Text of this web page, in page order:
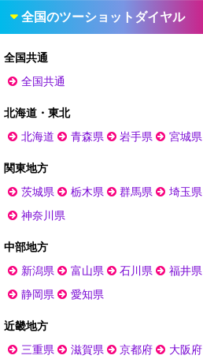
全国のツーショットダイヤル
全国共通
全国共通
北海道・東北
北海道
青森県 岩手県 宮城県
関東地方
茨城県
栃木県 群馬県 埼玉県
神奈川県
中部地方
新潟県
富山県 石川県 福井県
静岡県
愛知県
近畿地方
三重県
滋賀県 京都府 大阪府